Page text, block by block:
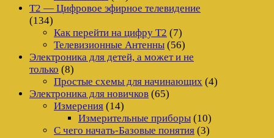
Т2 — Цифровое эфирное телевидение
(134)
Как перейти на цифру Т2 (7)
Телевизионные Антенны (56)
Электроника для детей, а может и не
только (8)
Простые схемы для начинающих (4)
Электроника для новичков (65)
Измерения (14)
Измерительные приборы (10)
С чего начать-Базовые понятия (3)